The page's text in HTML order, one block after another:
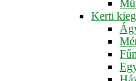
Kerti